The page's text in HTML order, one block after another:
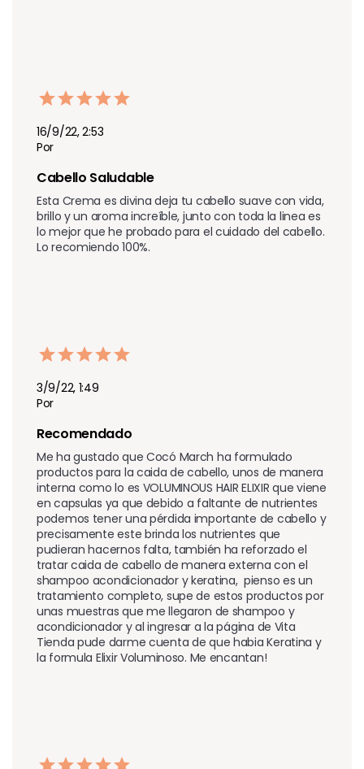
16/9/22, 2:53
Por
Cabello Saludable
Esta Crema es divina deja tu cabello suave con vida,
brillo y un aroma increíble, junto con toda la linea es
lo mejor que he probado para el cuidado del cabello.
Lo recomiendo 100%.
3/9/22, 1:49
Por
Recomendado
Me ha gustado que Cocó March ha formulado
productos para la caida de cabello, unos de manera
interna como lo es VOLUMINOUS HAIR ELIXIR que viene
en capsulas ya que debido a faltante de nutrientes
podemos tener una pérdida importante de cabello y
precisamente este brinda los nutrientes que
pudieran hacernos falta, también ha reforzado el
tratar caida de cabello de manera externa con el
shampoo acondicionador y keratina,  pienso es un
tratamiento completo, supe de estos productos por
unas muestras que me llegaron de shampoo y
acondicionador y al ingresar a la página de Vita
Tienda pude darme cuenta de que habia Keratina y
la formula Elixir Voluminoso. Me encantan!